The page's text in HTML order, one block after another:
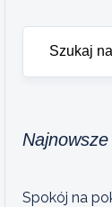
Spokój na